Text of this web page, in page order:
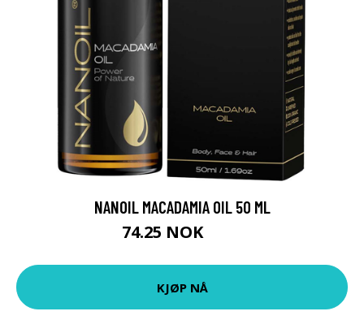
NANOIL MACADAMIA OIL 50 ML
74.25 NOK
KJØP NÅ